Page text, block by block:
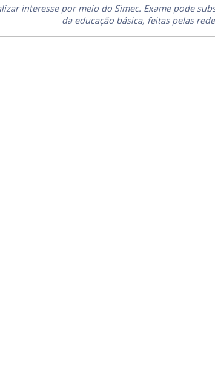
interesse por meio do Simec. Exame pode
da educação básica, feitas pelas